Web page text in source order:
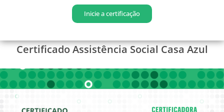
Inicie a certificação
CertificadoAssistência Social Casa Azul